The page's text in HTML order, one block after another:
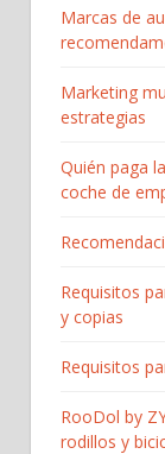
Marcas de
Marketing
estrategias
Quién paga
coche de
Requisitos
y copias
Requisitos
RooDol by
rodillos y